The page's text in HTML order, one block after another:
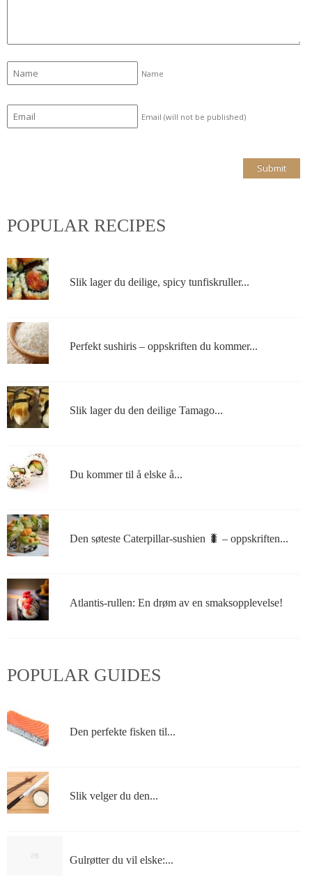
Name
Email (will not be published)
POPULAR RECIPES
Slik lager du deilige, spicy tunfiskruller...
Perfekt sushiris – oppskriften du kommer...
Slik lager du den deilige Tamago...
Du kommer til å elske å...
Den søteste Caterpillar-sushien 🐛 – oppskriften...
Atlantis-rullen: En drøm av en smaksopplevelse!
POPULAR GUIDES
Den perfekte fisken til...
Slik velger du den...
Gulrøtter du vil elske:...